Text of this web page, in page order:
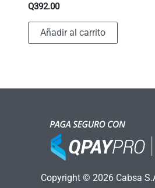
Q392.00
Añadir al carrito
Copyright © 2026 Cabsa